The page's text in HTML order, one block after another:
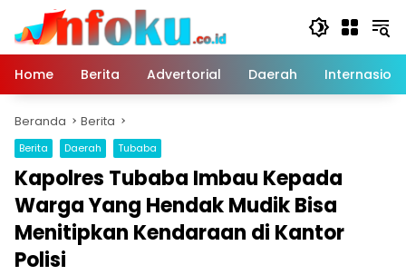
Langsung
konten
Home
Berita Advertorial Daerah
Beranda Berita
Berita Daerah Tubaba
Kapolres Tubaba Imbau Kepada
Warga Yang Hendak Mudik Bisa
Menitipkan Kendaraan di Kantor
Polisi